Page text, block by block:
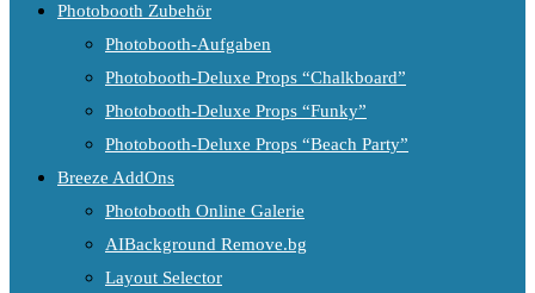
Photobooth Zubehör
Photobooth-Aufgaben
Photobooth-Deluxe Props “Chalkboard”
Photobooth-Deluxe Props “Funky”
Photobooth-Deluxe Props “Beach Party”
Breeze AddOns
Photobooth Online Galerie
AIBackground Remove.bg
Layout Selector